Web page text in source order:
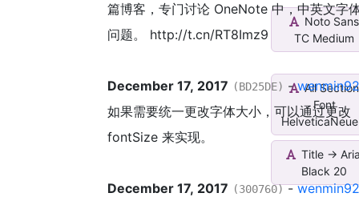
篇博客，专门讨论 OneNote 中，中英文字
问题。 http://t.cn/RT8Imz9
December 17, 2017 (BD25DE) -wenmin92
如果需要统一更改字体大小，可以通过更改
fontSize 来实现。
December 17, 2017 (300760)-wenmin92
Noto Sans
TC Medium
All Section
Font
Title ->
Black 20